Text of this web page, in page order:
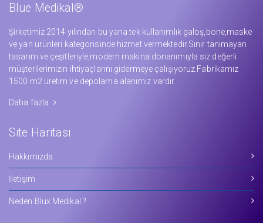
Blue Medikal®
Şirketimiz 2014 yılından bu yana tek kullanımlık galoş,bone,maske
ve yan ürünleri kategorisinde hizmet vermektedir.Sınır tanımayan
tasarım ve çeşitleriyle,modern makina donanımıyla siz değerli
müşterilerimizin ihtiyaçlarını gidermeye çalışıyoruz.Fabrikamız
1500 m2 üretim ve depolama alanımız vardır.
Daha fazla
Site Haritası
Hakkımızda
İletişim
Neden Blux Medikal ?